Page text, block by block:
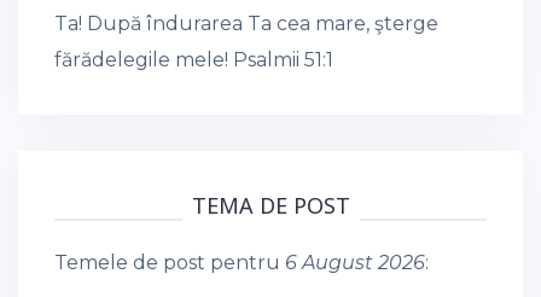
Ta! După îndurarea Ta cea mare, şterge
fărădelegile mele! Psalmii 51:1
TEMA DE POST
Temele de post pentru 6 August 2026: